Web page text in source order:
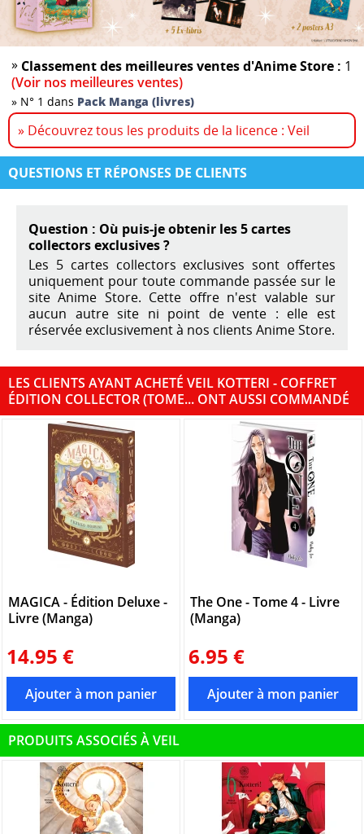
» Classement des meilleures ventes d'Anime Store : 1
(Voir nos meilleures ventes)
» N° 1 dans Pack Manga (livres)
» Découvrez tous les produits de la licence : Veil
QUESTIONS ET RÉPONSES DE CLIENTS
Question : Où puis-je obtenir les 5 cartes
collectors exclusives ?
Les 5 cartes collectors exclusives sont offertes
uniquement pour toute commande passée sur le
site Anime Store. Cette offre n'est valable sur
aucun autre site ni point de vente : elle est
réservée exclusivement à nos clients Anime Store.
LES CLIENTS AYANT ACHETÉ VEIL KOTTERI - COFFRET
ÉDITION COLLECTOR (TOME... ONT AUSSI COMMANDÉ
MAGICA - Édition Deluxe -
Livre (Manga)
14.95 €
The One - Tome 4 - Livre
(Manga)
6.95 €
PRODUITS ASSOCIÉS À VEIL